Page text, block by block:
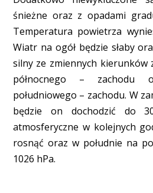
śnieżne oraz z opadami
Temperatura powietrza
Wiatr na ogół będzie słaby
silny ze zmiennych kierunków
północnego –
południowego – zachodu. W
będzie on dochodzić do
atmosferyczne w kolejnych
rosnąć oraz w południe na
1026 hPa.